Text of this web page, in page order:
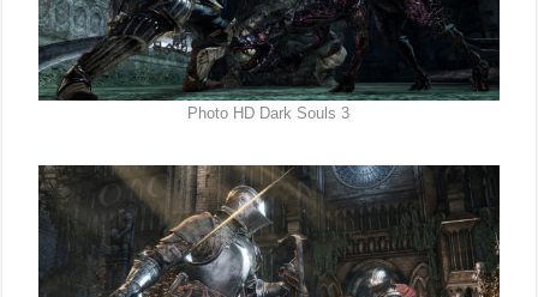
Photo HD Dark Souls 3